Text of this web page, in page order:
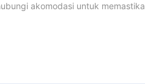
akomodasi untuk